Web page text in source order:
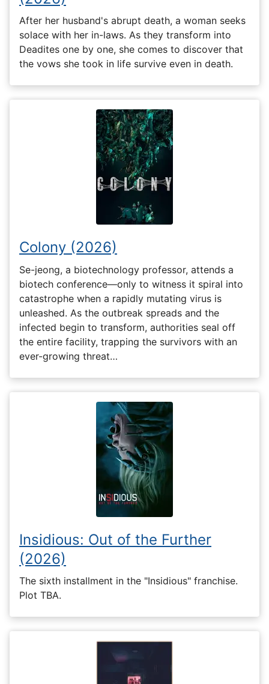
After her husband's abrupt death, a woman seeks
solace with her in-laws. As they transform into
Deadites one by one, she comes to discover that
the vows she took in life survive even in death.
Colony (2026)
Se-jeong, a biotechnology professor, attends a
biotech conference—only to witness it spiral into
catastrophe when a rapidly mutating virus is
unleashed. As the outbreak spreads and the
infected begin to transform, authorities seal off
the entire facility, trapping the survivors with an
ever-growing threat…
Insidious: Out of the Further
(2026)
The sixth installment in the "Insidious" franchise.
Plot TBA.